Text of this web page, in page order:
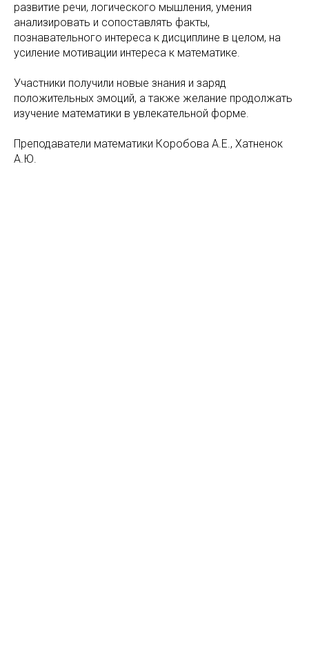
развитие речи, логического мышления, умения
анализировать и сопоставлять факты,
познавательного интереса к дисциплине в целом, на
усиление мотивации интереса к математике.
Участники получили новые знания и заряд
положительных эмоций, а также желание продолжать
изучение математики в увлекательной форме.
Преподаватели математики Коробова А.Е., Хатненок
А.Ю.